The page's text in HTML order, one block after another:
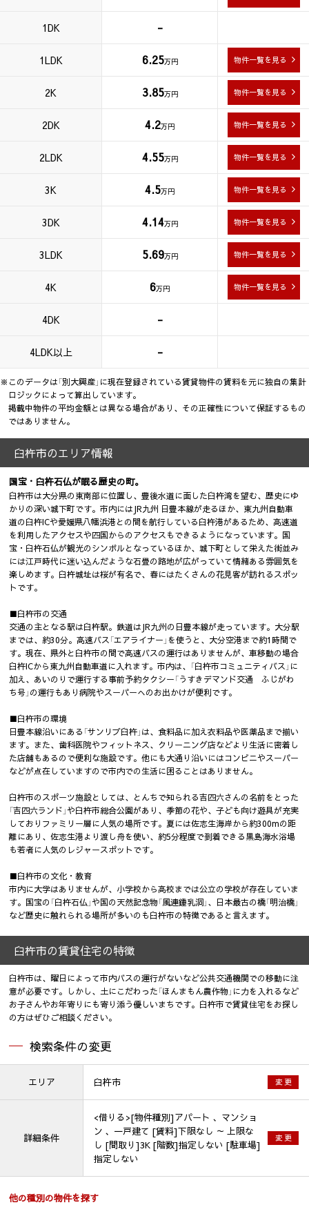
1DK -
1LDK 6.25万円 物件一覧を見る
2K 3.85万円 物件一覧を見る
2DK 4.2万円 物件一覧を見る
2LDK 4.55万円 物件一覧を見る
3K 4.5万円 物件一覧を見る
3DK 4.14万円 物件一覧を見る
3LDK 5.69万円 物件一覧を見る
4K 6万円 物件一覧を見る
4DK -
4LDK以上 -
※このデータは「別大興産」に現在登録されている賃貸物件の賃料を元に独自の集計
ロジックによって算出しています。
掲載中物件の平均金額とは異なる場合があり、その正確性について保証するもの
ではありません。
臼杵市のエリア情報
国宝・臼杵石仏が眠る歴史の町。
臼杵市は大分県の東南部に位置し、豊後水道に面した臼杵湾を望む、歴史にゆ
かりの深い城下町です。市内にはJR九州 日豊本線が走るほか、東九州自動車
道の臼杵ICや愛媛県八幡浜港との間を航行している臼杵港があるため、高速道
を利用したアクセスや四国からのアクセスもできるようになっています。国
宝・臼杵石仏が観光のシンボルとなっているほか、城下町として栄えた街並み
には江戸時代に迷い込んだような石畳の路地が広がっていて情緒ある雰囲気を
楽しめます。臼杵城址は桜が有名で、春にはたくさんの花見客が訪れるスポッ
トです。
■臼杵市の交通
交通の主となる駅は臼杵駅。鉄道はJR九州の日豊本線が走っています。大分駅
までは、約30分。高速バス「エアライナー」を使うと、大分空港まで約1時間で
す。現在、県外と臼杵市の間で高速バスの運行はありませんが、車移動の場合
臼杵ICから東九州自動車道に入れます。市内は、「臼杵市コミュニティバス」に
加え、あいのりで運行する事前予約タクシー「うすきデマンド交通 ふじがわ
ち号」の運行もあり病院やスーパーへのお出かけが便利です。
■臼杵市の環境
日豊本線沿いにある「サンリブ臼杵」は、食料品に加え衣料品や医薬品まで揃い
ます。また、歯科医院やフィットネス、クリーニング店などより生活に密着し
た店舗もあるので便利な施設です。他にも大通り沿いにはコンビニやスーパー
などが点在していますので市内での生活に困ることはありません。
臼杵市のスポーツ施設としては、とんちで知られる吉四六さんの名前をとった
「吉四六ランド」や臼杵市総合公園があり、季節の花や、子ども向け遊具が充実
しておりファミリー層に人気の場所です。夏には佐志生海岸から約300mの距
離にあり、佐志生港より渡し舟を使い、約5分程度で到着できる黒島海水浴場
も若者に人気のレジャースポットです。
■臼杵市の文化・教育
市内に大学はありませんが、小学校から高校までは公立の学校が存在していま
す。国宝の「臼杵石仏」や国の天然記念物「風連鍾乳洞」、日本最古の橋「明治橋」
など歴史に触れられる場所が多いのも臼杵市の特徴であると言えます。
臼杵市の賃貸住宅の特徴
臼杵市は、曜日によって市内バスの運行がないなど公共交通機関での移動に注
意が必要です。しかし、土にこだわった「ほんまもん農作物」に力を入れるなど
お子さんやお年寄りにも寄り添う優しいまちです。臼杵市で賃貸住宅をお探し
の方はぜひご相談ください。
検索条件の変更
エリア 臼杵市 変 更
詳細条件
<借りる>[物件種別]アパート 、マンショ
ン 、一戸建て [賃料]下限なし ～ 上限な
し [間取り]3K [階数]指定しない [駐車場]
指定しない
変 更
他の種別の物件を探す